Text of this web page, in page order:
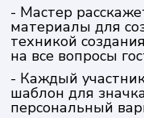
- Мастер
материалы для
техникой
на все вопросы
- Каждый
шаблон для
персональный